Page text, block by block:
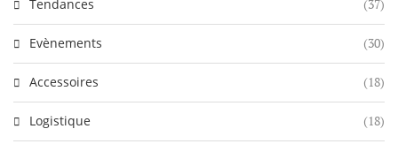
Tendances (37)
Evènements (30)
Accessoires (18)
Logistique (18)